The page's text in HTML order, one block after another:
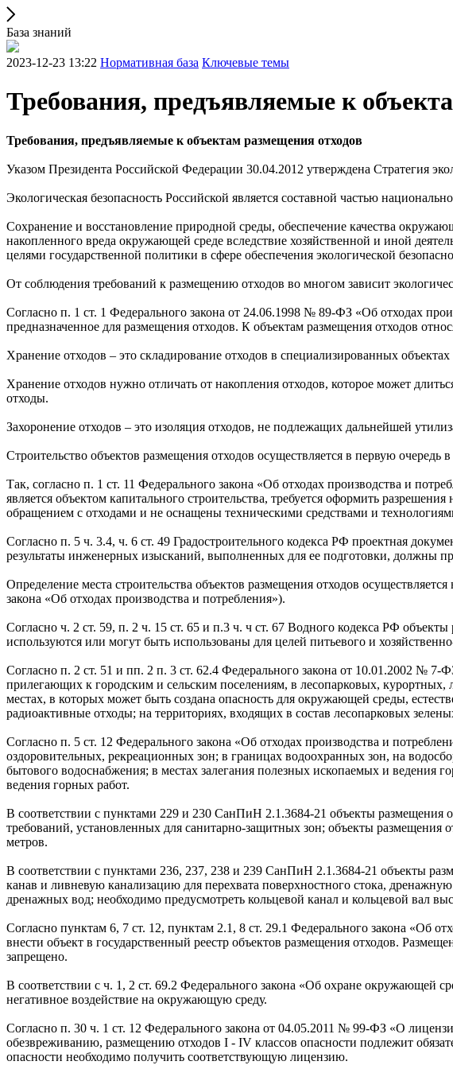
База знаний
2023-12-23 13:22 Нормативная база Ключевые темы
Требования, предъявляемые к
Требования, предъявляемые к объектам размещения отходов
Указом Президента Российской Федерации 30.04.2012 утверждена Стратегия
Экологическая безопасность Российской является составной частью
Сохранение и восстановление природной среды, обеспечение качества
накопленного вреда окружающей среде вследствие хозяйственной и иной
целями государственной политики в сфере обеспечения экологической
От соблюдения требований к размещению отходов во многом зависит
Согласно п. 1 ст. 1 Федерального закона от 24.06.1998 № 89-ФЗ «Об отходах
предназначенное для размещения отходов. К объектам размещения отходов
Хранение отходов – это складирование отходов в специализированных
Хранение отходов нужно отличать от накопления отходов, которое может
отходы.
Захоронение отходов – это изоляция отходов, не подлежащих дальнейшей
Строительство объектов размещения отходов осуществляется в первую очередь
Так, согласно п. 1 ст. 11 Федерального закона «Об отходах производства и
является объектом капитального строительства, требуется оформить
обращением с отходами и не оснащены техническими средствами и
Согласно п. 5 ч. 3.4, ч. 6 ст. 49 Градостроительного кодекса РФ проектная
результаты инженерных изысканий, выполненных для ее подготовки, должны
Определение места строительства объектов размещения отходов
закона «Об отходах производства и потребления»).
Согласно ч. 2 ст. 59, п. 2 ч. 15 ст. 65 и п.3 ч. ч ст. 67 Водного кодекса РФ
используются или могут быть использованы для целей питьевого и
Согласно п. 2 ст. 51 и пп. 2 п. 3 ст. 62.4 Федерального закона от 10.01.2002 №
прилегающих к городским и сельским поселениям, в лесопарковых,
местах, в которых может быть создана опасность для окружающей среды,
радиоактивные отходы; на территориях, входящих в состав лесопарковых
Согласно п. 5 ст. 12 Федерального закона «Об отходах производства и
оздоровительных, рекреационных зон; в границах водоохранных зон, на
бытового водоснабжения; в местах залегания полезных ископаемых и ведения
ведения горных работ.
В соответствии с пунктами 229 и 230 СанПиН 2.1.3684-21 объекты размещения
требований, установленных для санитарно-защитных зон; объекты размещения
метров.
В соответствии с пунктами 236, 237, 238 и 239 СанПиН 2.1.3684-21 объекты
канав и ливневую канализацию для перехвата поверхностного стока,
дренажных вод; необходимо предусмотреть кольцевой канал и кольцевой вал
Согласно пунктам 6, 7 ст. 12, пунктам 2.1, 8 ст. 29.1 Федерального закона «Об
внести объект в государственный реестр объектов размещения отходов.
запрещено.
В соответствии с ч. 1, 2 ст. 69.2 Федерального закона «Об охране окружающей
негативное воздействие на окружающую среду.
Согласно п. 30 ч. 1 ст. 12 Федерального закона от 04.05.2011 № 99-ФЗ «О
обезвреживанию, размещению отходов I - IV классов опасности подлежит
опасности необходимо получить соответствующую лицензию.